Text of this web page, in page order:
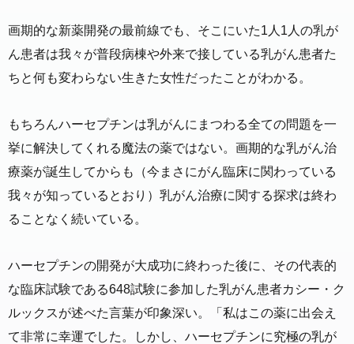
画期的な新薬開発の最前線でも、そこにいた1人1人の乳が
ん患者は我々が普段病棟や外来で接している乳がん患者た
ちと何も変わらない生きた女性だったことがわかる。
もちろんハーセプチンは乳がんにまつわる全ての問題を一
挙に解決してくれる魔法の薬ではない。画期的な乳がん治
療薬が誕生してからも（今まさにがん臨床に関わっている
我々が知っているとおり）乳がん治療に関する探求は終わ
ることなく続いている。
ハーセプチンの開発が大成功に終わった後に、その代表的
な臨床試験である648試験に参加した乳がん患者カシー・ク
ルックスが述べた言葉が印象深い。「私はこの薬に出会え
て非常に幸運でした。しかし、ハーセプチンに究極の乳が